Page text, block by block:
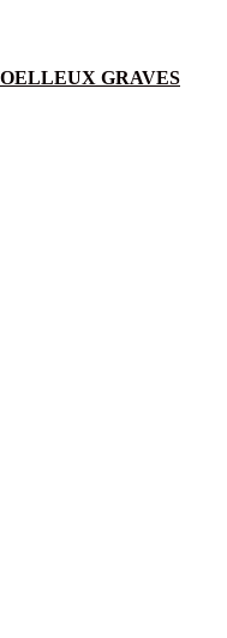
GRAVES